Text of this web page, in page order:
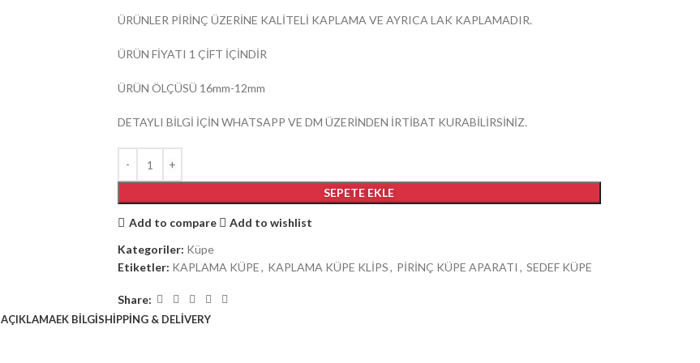
ÜRÜNLER PİRİNÇ ÜZERİNE KALİTELİ KAPLAMA VE AYRICA LAK KAPLAMADIR.
ÜRÜN FİYATI 1 ÇİFT İÇİNDİR
ÜRÜN ÖLÇÜSÜ 16mm-12mm
DETAYLI BİLGİ İÇİN WHATSAPP VE DM ÜZERİNDEN İRTİBAT KURABİLİRSİNİZ.
SEPETE EKLE
Add to compare
Add to wishlist
Kategoriler: Küpe
Etiketler: KAPLAMA KÜPE, KAPLAMA KÜPE KLİPS, PİRİNÇ KÜPE APARATI , SEDEF KÜPE
Share:
AÇIKLAMAEK BILGISHIPPING & DELIVERY